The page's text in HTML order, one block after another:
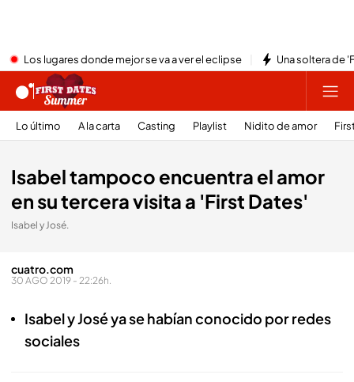
Los lugares donde mejor se va a ver el eclipse Una soltera de
Lo último A la carta Casting Playlist Nidito de amor
Isabel tampoco encuentra el amor
en su tercera visita a 'First Dates'
Isabel y José.
cuatro.com
30 AGO 2019 - 22:26h.
Isabel y José ya se habían conocido por redes
sociales